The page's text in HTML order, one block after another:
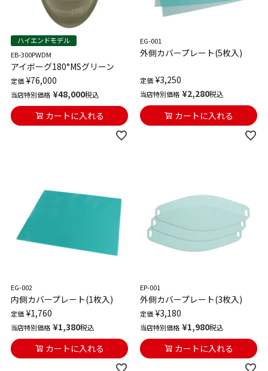
ハイエンドモデル
EB-300PWDM
アイボーグ180°MSグリーン
定価 ¥76,000
当店特別価格 ¥48,000税込
カートに入れる
EG-001
外側カバープレート(5枚入)
定価 ¥3,250
当店特別価格 ¥2,280税込
カートに入れる
EG-002
内側カバープレート(1枚入)
定価 ¥1,760
当店特別価格 ¥1,380税込
カートに入れる
EP-001
外側カバープレート(3枚入)
定価 ¥3,180
当店特別価格 ¥1,980税込
カートに入れる